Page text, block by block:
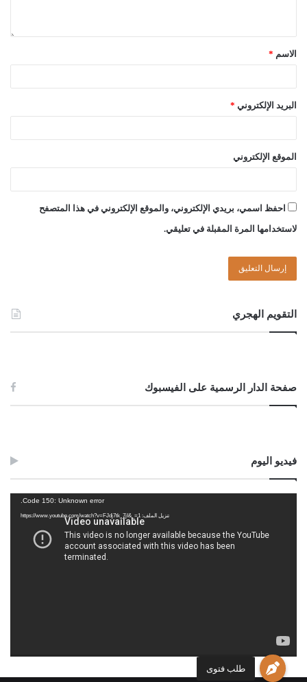
طلب فتوى
مفتي عام ليبيا
06//08//2024م
الوسوم الطلاق النقال الهاتف
الاسم *
البريد الإلكتروني *
الموقع الإلكتروني
احفظ اسمي، بريدي الإلكتروني، والموقع الإلكتروني في هذا المتصفح
لاستخدامها المرة المقبلة في تعليقي.
التقويم الهجري
صفحة الدار الرسمية على الفيسبوك
فيديو اليوم
Code 150: Unknown error.
تنزيل الملف: https://www.youtube.com/watch?v=FJdj7tk_7jI&_=1